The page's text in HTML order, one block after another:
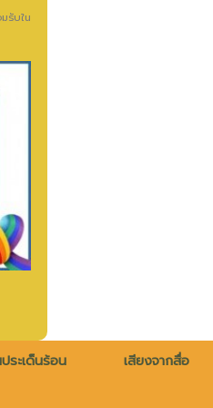
รับใน
ระเด็นร้อน เสียงจากสื่อ